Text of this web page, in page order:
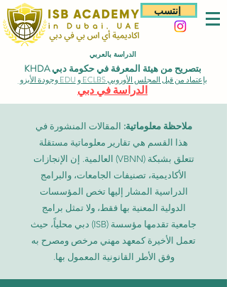
إنتسب
الدراسة بالعربي
بتصريح من هيئة المعرفة في حكومة دبي KHDA
بإعتماد من قبل المجلس الأوروبي ECLBS و EDU وجودة الأيزو
الدراسة في دبي
ملاحظة معلوماتية: المقالات المنشورة في
هذا القسم هي تقارير معلوماتية مستقلة
تتعلق بشبكة (VBNN) العالمية. إن الإنجازات
الأكاديمية، تصنيفات الجامعات، والبرامج
الدراسية المشار إليها تخص المؤسسات
الدولية المعنية بها فقط، ولا تمثل برامج
جامعية تقدمها مؤسسة (ISB) دبي محلياً، حيث
تعمل الأخيرة كمعهد مهني مرخص ومصرح به
وفق الأطر القانونية المعمول بها.